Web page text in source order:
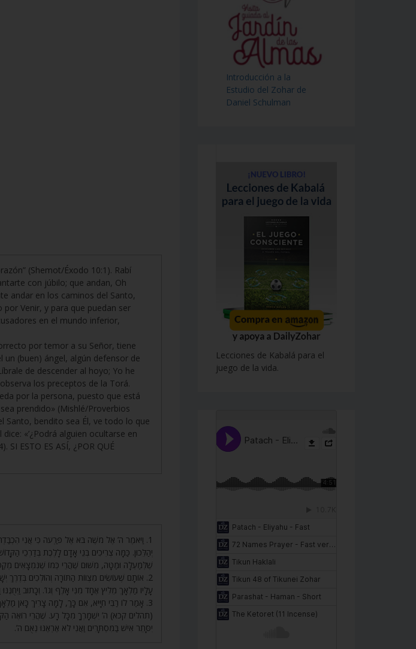
(Shemot/Éxodo 10:1). Rabí
con júbilo; que andan, Oh
andar en los caminos del Santo,
Venir, y para que puedan ser
en el mundo inferior,
por temor a su Señor, tiene
(buen) ángel, algún defensor de
de descender al hoyo; Yo he
los preceptos de la Torá.
por la persona, puesto que está
prendido» (Mishlé/Proverbios
Santo, bendito sea Él, ve todo lo que
«’¿Podrá alguien ocultarse en
SI ESTO ES ASÍ, ¿POR QUÉ
1. וַיֹּאמֶר ה’ אֶל מֹשֶׁה בֹּא אֶל פַּרְעֹה כִּי אֲנִי
יְהַלֵּכוּן. כַּמָּה צְרִיכִים בְּנֵי אָדָם לָלֶכֶת בְּדַרְכֵי
שֶׁלְּמַעְלָה וּמַטָּה, מִשּׁוּם שֶׁהֲרֵי כְּמוֹ שֶׁנִּמְצָאִים
2. אוֹתָם שֶׁעוֹשִׂים מִצְווֹת הַתּוֹרָה וְהוֹלְכִים
עָלָיו מַלְאָךְ מֵלִיץ אֶחָד מִנִּי אָלֶף וְגוֹ’. וְכָתוּב
3. אָמַר לוֹ רַבִּי חִיָּיא, אִם כָּךְ, לָמָּה צָרִיךְ כָּאן
(תהלים קכא) ה’ יִשְׁמָרְךָ מִכָּל רָע. שֶׁהֲרֵי רוֹאֶה
יִסָּתֵר אִישׁ בַּמִּסְתָּרִים וַאֲנִי לֹא אֶרְאֶנּוּ נְאֻם ה’.
Introducción a la
Estudio del Zohar de
Daniel Schulman
Lecciones de Kabalá para el
juego de la vida.